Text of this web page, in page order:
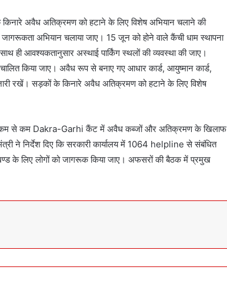
अवैध अतिक्रमण को हटाने के लिए विशेष अभियान चलाने की
जागरूकता अभियान चलाया जाए। 15 जून को होने वाले कैंची धाम स्थापना
ही आवश्यकतानुसार अस्थाई पार्किंग स्थलों की व्यवस्था की जाए।
किया जाए। अवैध रूप से बनाए गए आधार कार्ड, आयुष्मान कार्ड,
रखें। सड़कों के किनारे अवैध अतिक्रमण को हटाने के लिए विशेष
कम से कम Dakra-Garhi कैंट में अवैध कब्जों और अतिक्रमण के खिलाफ
ने निर्देश दिए कि सरकारी कार्यालय में 1064 helpline से संबंधित
के लिए लोगों को जागरूक किया जाए। अफसरों की बैठक में प्रमुख